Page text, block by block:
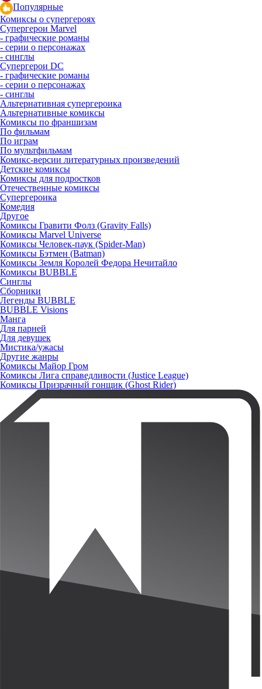
Популярные
Комиксы о супергероях
Супергерои Marvel
- графические романы
- серии о персонажах
- синглы
Супергерои DC
- графические романы
- серии о персонажах
- синглы
Альтернативная супергероика
Альтернативные комиксы
Комиксы по франшизам
По фильмам
По играм
По мультфильмам
Комикс-версии литературных произведений
Детские комиксы
Комиксы для подростков
Отечественные комиксы
Супергероика
Комедия
Другое
Комиксы Гравити Фолз (Gravity Falls)
Комиксы Marvel Universe
Комиксы Человек-паук (Spider-Man)
Комиксы Бэтмен (Batman)
Комиксы Земля Королей Федора Нечитайло
Комиксы BUBBLE
Синглы
Сборники
Легенды BUBBLE
BUBBLE Visions
Манга
Для парней
Для девушек
Мистика/ужасы
Другие жанры
Комиксы Майор Гром
Комиксы Лига справедливости (Justice League)
Комиксы Призрачный гонщик (Ghost Rider)